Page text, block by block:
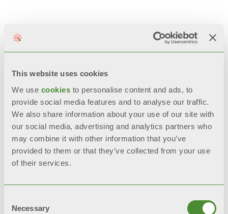
This website uses cookies
We use cookies to personalise content and ads, to
provide social media features and to analyse our traffic.
We also share information about your use of our site with
our social media, advertising and analytics partners who
may combine it with other information that you’ve
provided to them or that they’ve collected from your use
of their services.
Selection
Necessary
您可能感兴趣的相
关产品